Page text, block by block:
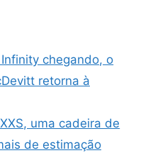
Infinity chegando, o
retorna à
uma cadeira de
de estimação